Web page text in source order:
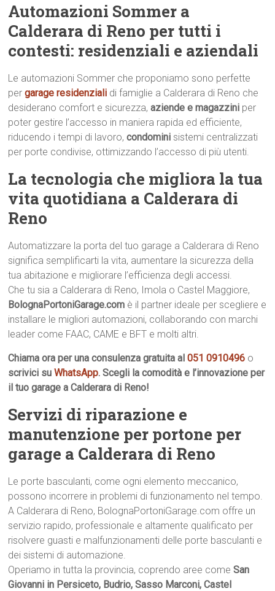
Automazioni Sommer a
Calderara di Reno per tutti i
contesti: residenziali e aziendali
Le automazioni Sommer che proponiamo sono perfette
pergarage residenziali di famiglie a Calderara di Reno che
desiderano comfort e sicurezza,aziende e magazzini per
poter gestire l’accesso in maniera rapida ed efficiente,
riducendo i tempi di lavoro,condomini sistemi centralizzati
per porte condivise, ottimizzando l’accesso di più utenti.
La tecnologia che migliora la tua
vita quotidiana a Calderara di
Reno
Automatizzare la porta del tuo garage a Calderara di Reno
significa semplificarti la vita, aumentare la sicurezza della
tua abitazione e migliorare l’efficienza degli accessi.
Che tu sia a Calderara di Reno, Imola o Castel Maggiore,
BolognaPortoniGarage.com è il partner ideale per scegliere e
installare le migliori automazioni, collaborando con marchi
leader come FAAC, CAME e BFT e molti altri.
Chiama ora per una consulenza gratuita al051 0910496 o
scrivici suWhatsApp. Scegli la comodità e l’innovazione per
il tuo garage a Calderara di Reno!
Servizi di riparazione e
manutenzione per portone per
garage a Calderara di Reno
Le porte basculanti, come ogni elemento meccanico,
possono incorrere in problemi di funzionamento nel tempo.
A Calderara di Reno, BolognaPortoniGarage.com offre un
servizio rapido, professionale e altamente qualificato per
risolvere guasti e malfunzionamenti delle porte basculanti e
dei sistemi di automazione.
Operiamo in tutta la provincia, coprendo aree comeSan
Giovanni in Persiceto, Budrio, Sasso Marconi, Castel